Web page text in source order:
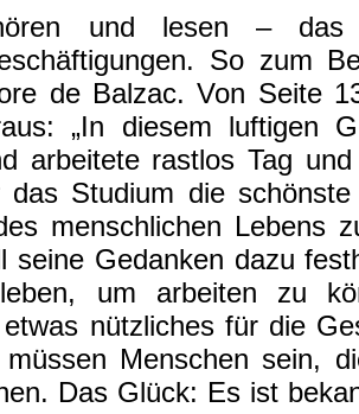
und lesen – das
So zum
de Balzac. Von Seite
„In diesem luftigen
arbeitete rastlos Tag
das Studium die
menschlichen Lebens
seine Gedanken dazu
um arbeiten zu
nützliches für die
müssen Menschen sein,
Das Glück: Es ist